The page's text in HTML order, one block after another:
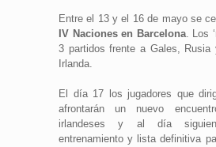
Entre el 13 y el 16 de mayo se
IV Naciones en Barcelona. Los
3 partidos frente a Gales, Rusia
Irlanda.
El día 17 los jugadores que
afrontarán un nuevo
irlandeses y al día
entrenamiento y lista definitiva